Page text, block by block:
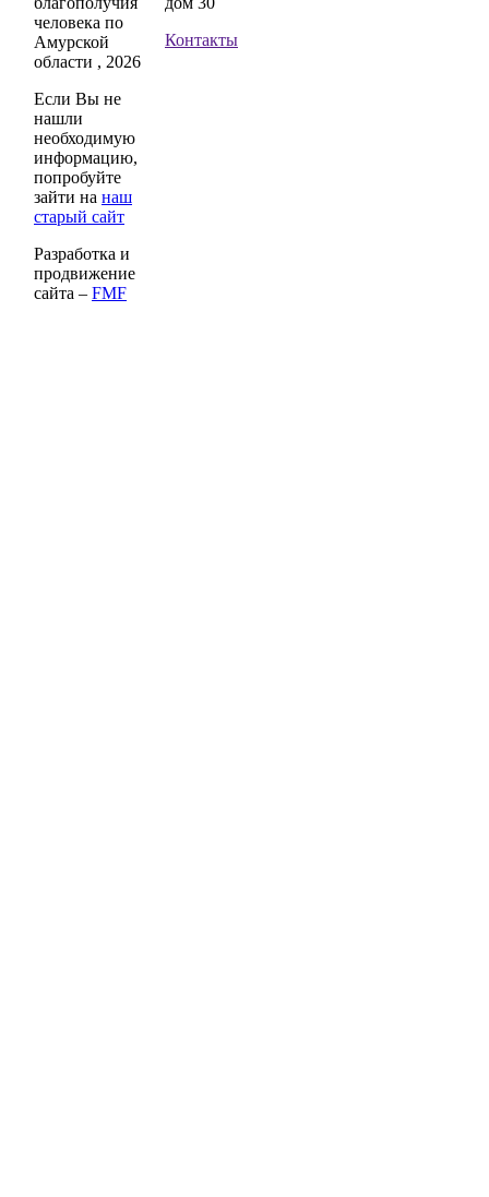
человека по
Амурской
области , 2026
Если Вы не
нашли
необходимую
информацию,
попробуйте
зайти на наш
старый сайт
Разработка и
продвижение
сайта – FMF
Контакты